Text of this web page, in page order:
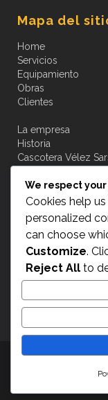
Mapa del
Home
Servicios
Equipamiento
Obras
Clientes
La empresa
Historia
Cascotera Vélez
Contacto
Acceso a
INGRESAR
We respect
Cookies help
personalized
can choose
Customize.
Reject All to